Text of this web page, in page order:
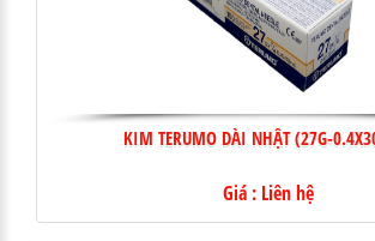
KIM TERUMO DÀI NHẬT (27G-
Giá : Liên hệ